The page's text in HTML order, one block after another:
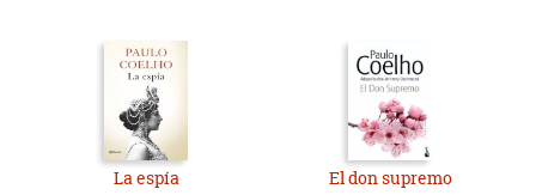
La espía El don supremo